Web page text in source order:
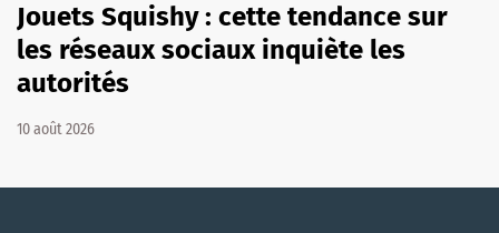
Jouets Squishy : cette tendance sur
les réseaux sociaux inquiète les
autorités
10 août 2026